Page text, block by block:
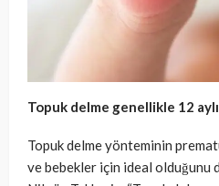
Topuk delme genellikle 12
Topuk delme yönteminin
ve bebekler için ideal olduğunu